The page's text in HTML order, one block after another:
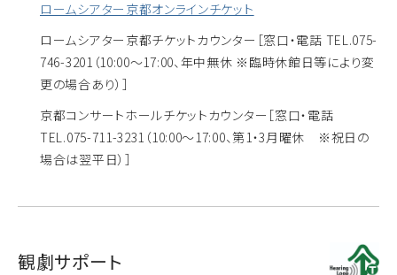
ロームシアター京都オンラインチケット
ロームシアター京都チケットカウンター ［窓口・電話 TEL.075-
746-3201（10:00～17:00、年中無休 ※臨時休館日等により変
更の場合あり）］
京都コンサートホールチケットカウンター ［窓口・電話
TEL.075-711-3231（10:00～17:00、第1・3月曜休 ※祝日の
場合は翌平日）］
観劇サポート